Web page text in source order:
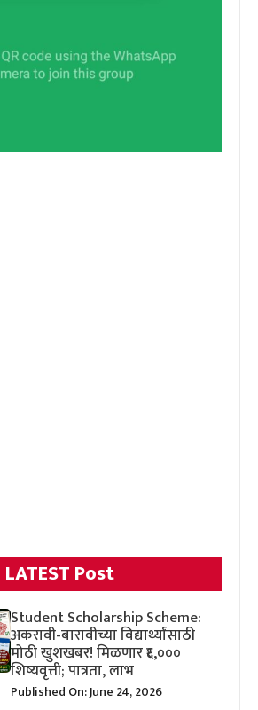
LATEST Post
Student Scholarship Scheme:
अकरावी-बारावीच्या विद्यार्थ्यांसाठी
मोठी खुशखबर! मिळणार ₹६,०००
शिष्यवृत्ती; पात्रता, लाभ
Published On: June 24, 2026